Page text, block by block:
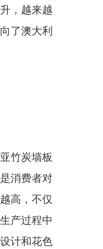
，越来越
了澳大利
竹炭墙板
消费者对
高，不仅
产过程中
计和花色